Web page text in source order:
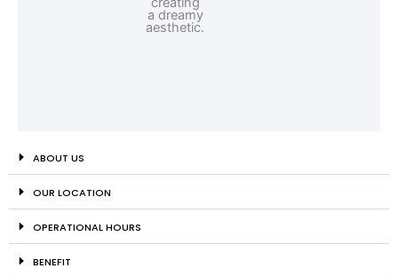
ABOUT US
OUR LOCATION
OPERATIONAL HOURS
BENEFIT